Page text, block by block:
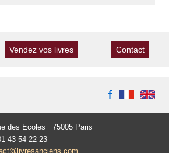
Vendez vos livres Contact
des Ecoles 75005 Paris
43 54 22 23